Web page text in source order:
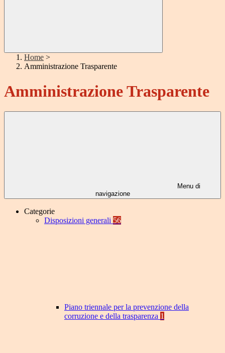
Home >
Amministrazione Trasparente
Amministrazione Trasparente
Menu di
navigazione
Categorie
Disposizioni generali 56
Piano triennale per la prevenzione della
corruzione e della trasparenza 1